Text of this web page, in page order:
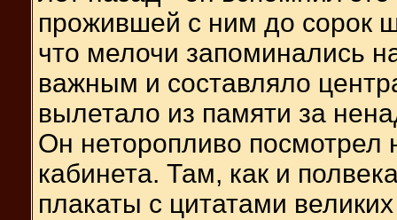
прожившей с ним до сорок
что мелочи запоминались
важным и составляло
вылетало из памяти за
Он неторопливо посмотрел
кабинета. Там, как и
плакаты с цитатами